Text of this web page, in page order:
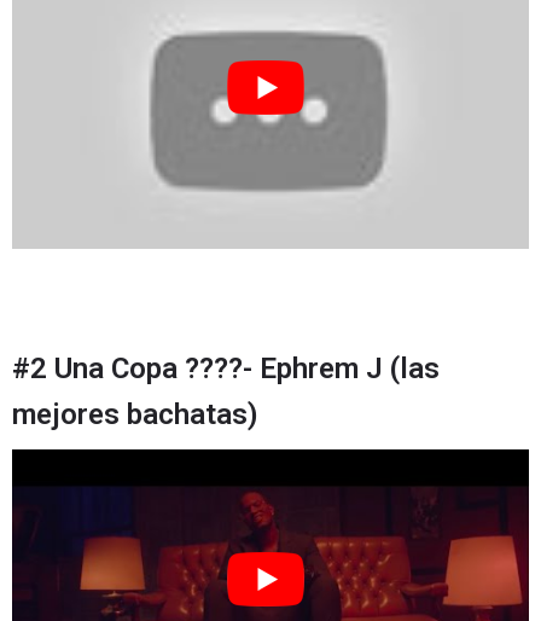
#2 Una Copa ????- Ephrem J (las
mejores bachatas)